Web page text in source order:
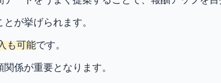
が挙げられます。
も可能です。
係が重要となります。